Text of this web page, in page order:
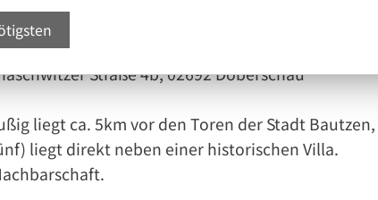
Straße 4b, 02692 Doberschau
liegt ca. 5km vor den Toren der Stadt
liegt direkt neben einer historischen Villa.